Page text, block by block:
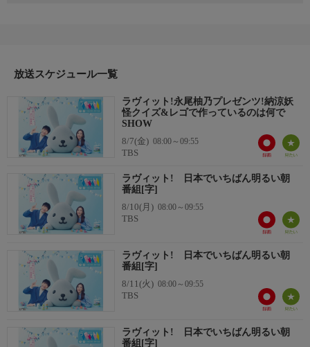
柳原可奈子
【スタジオゲスト】
永尾柚乃
ウルフ・アロン
マユリカ
公式ページ
◇番組HP http://www.tbs.co.jp/loveit/
https://www.instagram.com/tbs_loveit/
◇X(旧:Twitter)
@tbs_loveit
放送スケジュール一覧
ラヴィット!永尾柚乃プレゼンツ!納涼妖
怪クイズ&レゴで作っているのは何で
SHOW
8/7(金) 08:00～09:55
TBS
ラヴィット! 日本でいちばん明るい朝
番組[字]
8/10(月) 08:00～09:55
TBS
ラヴィット! 日本でいちばん明るい朝
番組[字]
8/11(火) 08:00～09:55
TBS
ラヴィット! 日本でいちばん明るい朝
番組[字]